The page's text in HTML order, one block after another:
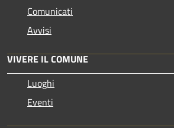
Comunicati
Avvisi
VIVERE IL COMUNE
Luoghi
Eventi